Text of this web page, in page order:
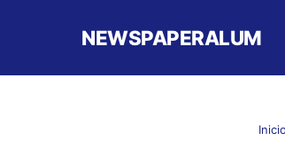
NEWSPAPERALUM
Inicio